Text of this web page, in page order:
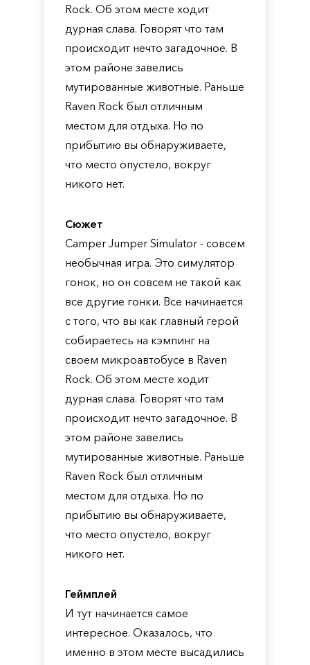
Rock. Об этом месте ходит
дурная слава. Говорят что там
происходит нечто загадочное. В
этом районе завелись
мутированные животные. Раньше
Raven Rock был отличным
местом для отдыха. Но по
прибытию вы обнаруживаете,
что место опустело, вокруг
никого нет.
Сюжет
Camper Jumper Simulator - совсем
необычная игра. Это симулятор
гонок, но он совсем не такой как
все другие гонки. Все начинается
с того, что вы как главный герой
собираетесь на кэмпинг на
своем микроавтобусе в Raven
Rock. Об этом месте ходит
дурная слава. Говорят что там
происходит нечто загадочное. В
этом районе завелись
мутированные животные. Раньше
Raven Rock был отличным
местом для отдыха. Но по
прибытию вы обнаруживаете,
что место опустело, вокруг
никого нет.
Геймплей
И тут начинается самое
интересное. Оказалось, что
именно в этом месте высадились